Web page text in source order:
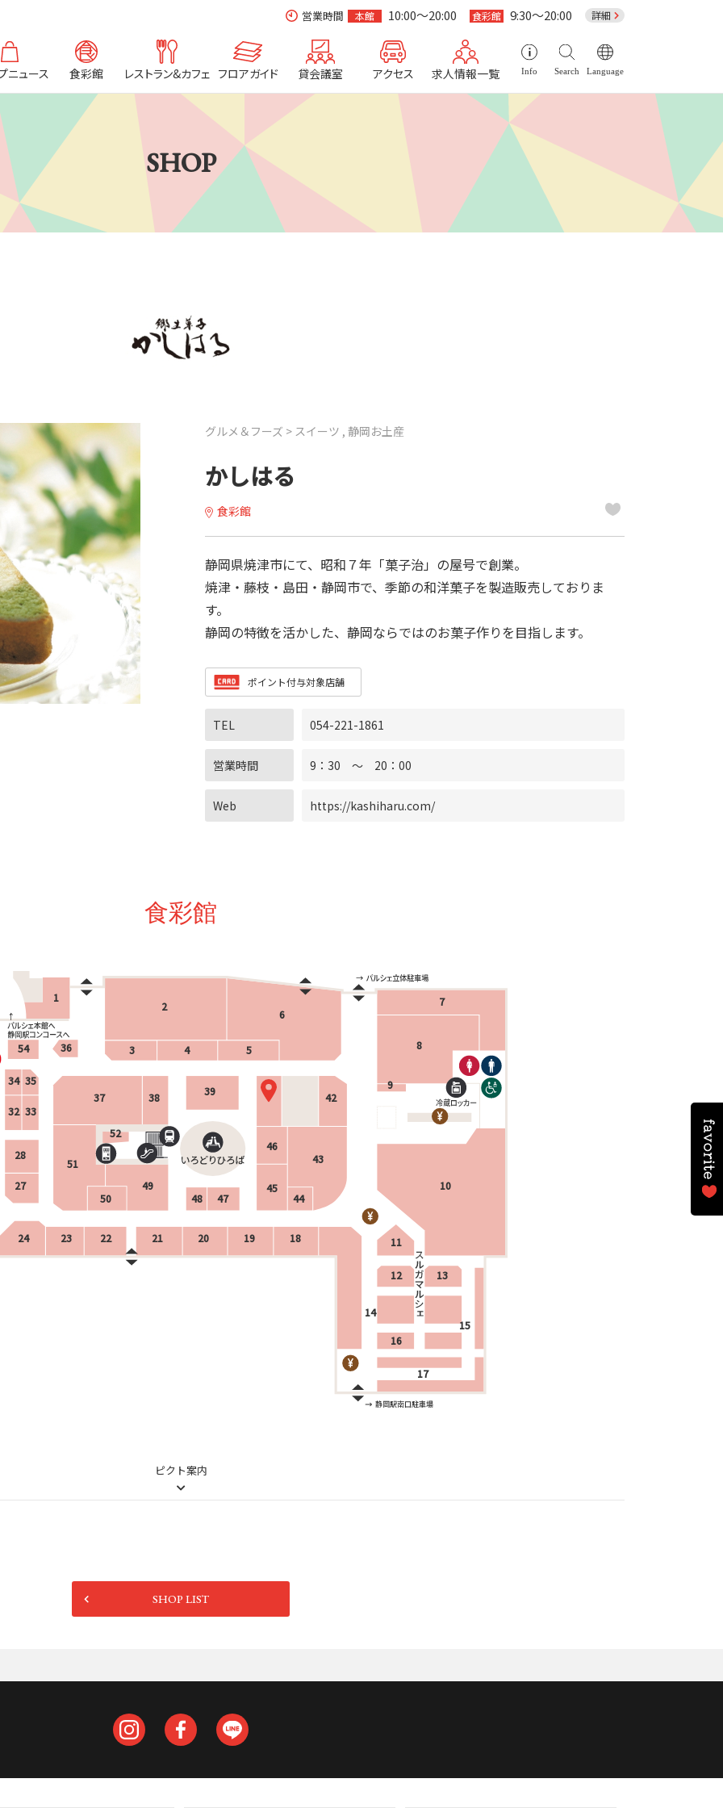
営業時間 本館 10:00～20:00 食彩館 9:30～20:00 詳細
ニュース 食彩館 レストラン&カフェ フロアガイド 貸会議室 アクセス 求人情報一覧 Info Search Language
SHOP
グルメ＆フーズ > スイーツ , 静岡お土産
かしはる
食彩館
静岡県焼津市にて、昭和７年「菓子治」の屋号で創業。
焼津・藤枝・島田・静岡市で、季節の和洋菓子を製造販売しておりま
す。
静岡の特徴を活かした、静岡ならではのお菓子作りを目指します。
ポイント付与対象店舗
TEL 054-221-1861
営業時間 9：30 ～ 20：00
Web https://kashiharu.com/
食彩館
1
2
3 4 5
6
7
8
9
10
11
12 13
14
15
16
17
18
19
20
21
22
23
24
27
28
32 33
34 35
36
37 38 39 42
43
44
45
46
47
48
49
50
51
52
54
ピクト案内
SHOP LIST